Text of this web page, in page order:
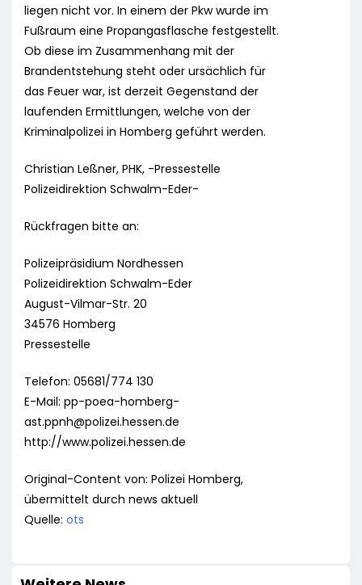
liegen nicht vor. In einem der Pkw wurde im
Fußraum eine Propangasflasche festgestellt.
Ob diese im Zusammenhang mit der
Brandentstehung steht oder ursächlich für
das Feuer war, ist derzeit Gegenstand der
laufenden Ermittlungen, welche von der
Kriminalpolizei in Homberg geführt werden.
Christian Leßner, PHK, -Pressestelle
Polizeidirektion Schwalm-Eder-
Rückfragen bitte an:
Polizeipräsidium Nordhessen
Polizeidirektion Schwalm-Eder
August-Vilmar-Str. 20
34576 Homberg
Pressestelle
Telefon: 05681/774 130
E-Mail: pp-poea-homberg-
ast.ppnh@polizei.hessen.de
http://www.polizei.hessen.de
Original-Content von: Polizei Homberg,
übermittelt durch news aktuell
Quelle: ots